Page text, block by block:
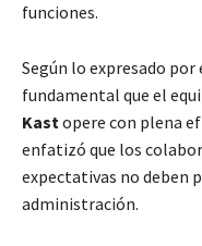
funciones.
Según lo expresado
fundamental que el
Kastopere con plena
enfatizó que los
expectativas no deben
administración.